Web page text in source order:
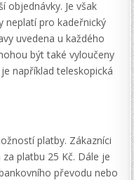
objednávky. Je však
neplatí pro kadeřnický
uvedena u každého
být také vyloučeny
například teleskopická
platby. Zákazníci
platbu 25 Kč. Dále je
převodu nebo